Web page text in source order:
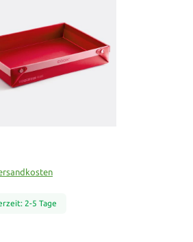
2-5 Tage